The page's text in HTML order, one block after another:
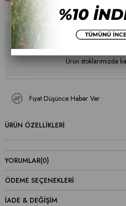
Ürün stoklarımızda
Fiyat Düşünce Haber Ver
ÜRÜN ÖZELLIKLERI
YORUMLAR(0)
ÖDEME SEÇENEKLERI
İADE & DEĞİŞİM